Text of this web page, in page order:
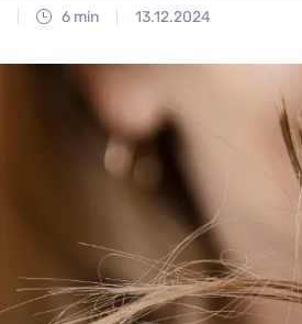
6 min 13.12.2024